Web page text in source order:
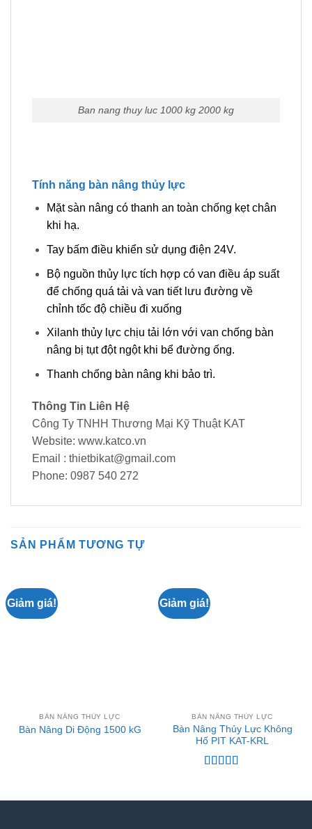
Ban nang thuy luc 1000 kg 2000 kg
Tính năng bàn nâng thủy lực
Mặt sàn nâng có thanh an toàn chống kẹt chân
khi hạ.
Tay bấm điều khiển sử dụng điện 24V.
Bộ nguồn thủy lực tích hợp có van điều áp suất
để chống quá tải và van tiết lưu đường về
chỉnh tốc độ chiều đi xuống
Xilanh thủy lực chịu tải lớn với van chống bàn
nâng bị tụt đột ngột khi bể đường ống.
Thanh chống bàn nâng khi bảo trì.
Thông Tin Liên Hệ
Công Ty TNHH Thương Mại Kỹ Thuật KAT
Website: www.katco.vn
Email : thietbikat@gmail.com
Phone: 0987 540 272
SẢN PHẨM TƯƠNG TỰ
Giảm giá!
BÀN NÂNG THỦY LỰC
Bàn Nâng Di Động 1500 kG
Giảm giá!
BÀN NÂNG THỦY LỰC
Bàn Nâng Thủy Lực Không
Hố PIT KAT-KRL